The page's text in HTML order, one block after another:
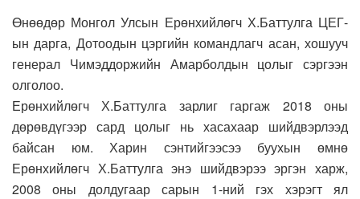
Өнөөдөр Монгол Улсын Ерөнхийлөгч Х.Баттулга ЦЕГ-
ын дарга, Дотоодын цэргийн командлагч асан, хошууч
генерал Чимэддоржийн Амарболдын цолыг сэргээн
олголоо.
Ерөнхийлөгч Х.Баттулга зарлиг гаргаж 2018 оны
дөрөвдүгээр сард цолыг нь хасахаар шийдвэрлээд
байсан юм. Харин сэнтийгээсээ буухын өмнө
Ерөнхийлөгч Х.Баттулга энэ шийдвэрээ эргэн харж,
2008 оны долдугаар сарын 1-ний гэх хэрэгт ял